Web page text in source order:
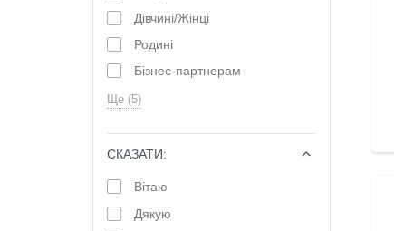
Дівчині/Жінці
Родині
Бізнес-партнерам
Ще (5)
СКАЗАТИ:
Вітаю
Дякую